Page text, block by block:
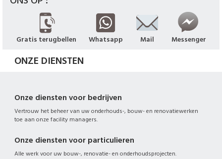
Gratis terugbellen Whatsapp Mail Messenger
ONZE DIENSTEN
Onze diensten voor bedrijven
Vertrouw het beheer van uw onderhouds-, bouw- en renovatiewerken
toe aan onze facility managers.
Onze diensten voor particulieren
Alle werk voor uw bouw-, renovatie- en onderhoudsprojecten.